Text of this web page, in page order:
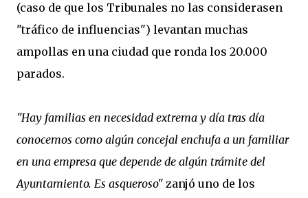
(caso de que los Tribunales no las considerasen
"tráfico de influencias") levantan muchas
ampollas en una ciudad que ronda los 20.000
parados.
"Hay familias en necesidad extrema y día tras día
conocemos como algún concejal enchufa a un familiar
en una empresa que depende de algún trámite del
Ayuntamiento. Es asqueroso" zanjó uno de los